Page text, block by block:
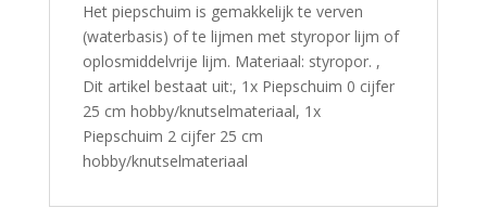
Het piepschuim is gemakkelijk te verven
(waterbasis) of te lijmen met styropor lijm of
oplosmiddelvrije lijm. Materiaal: styropor. ,
Dit artikel bestaat uit:, 1x Piepschuim 0 cijfer
25 cm hobby/knutselmateriaal, 1x
Piepschuim 2 cijfer 25 cm
hobby/knutselmateriaal